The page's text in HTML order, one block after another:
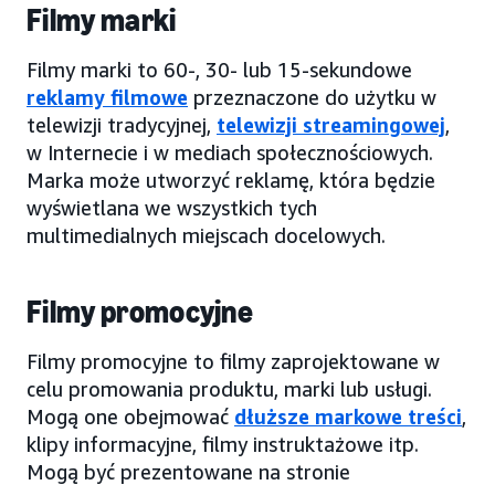
Filmy marki
Filmy marki to 60-, 30- lub 15-sekundowe
reklamy filmowe przeznaczone do użytku w
telewizji tradycyjnej, telewizji streamingowej,
w Internecie i w mediach społecznościowych.
Marka może utworzyć reklamę, która będzie
wyświetlana we wszystkich tych
multimedialnych miejscach docelowych.
Filmy promocyjne
Filmy promocyjne to filmy zaprojektowane w
celu promowania produktu, marki lub usługi.
Mogą one obejmować dłuższe markowe treści,
klipy informacyjne, filmy instruktażowe itp.
Mogą być prezentowane na stronie